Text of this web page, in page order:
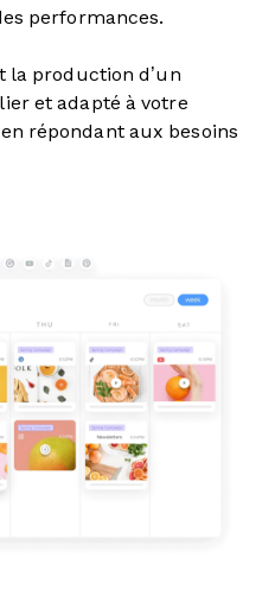
performances.
la production d’un
et adapté à votre
répondant aux besoins